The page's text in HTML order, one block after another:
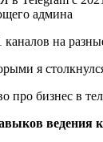
админа
на
про бизнес в
ведения